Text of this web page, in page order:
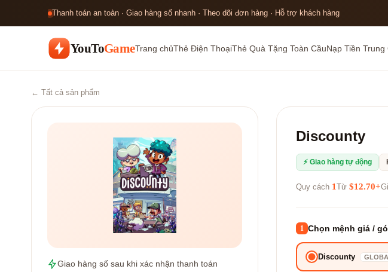
Thanh toán an toàn · Giao hàng số nhanh · Theo dõi đơn hàng · Hỗ trợ khách hàng
YouToGameTrang chủThẻ Điện ThoạiThẻ Quà Tặng Toàn CầuNạp Tiền Trung
← Tất cả sản phẩm
Giao hàng số sau khi xác nhận thanh toán
Discounty
⚡ Giao hàng tự động
Quy cách 1 Từ $12.70+
1 Chọn mệnh giá /
Discounty